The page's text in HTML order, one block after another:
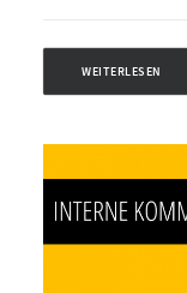
WEITERLESEN